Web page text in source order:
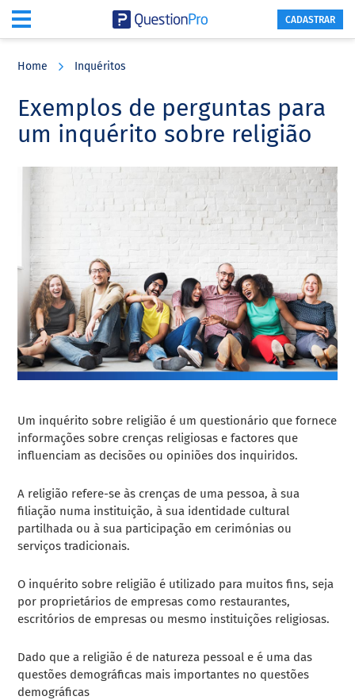
content
sidebar
CADASTRAR
Home Inquéritos
Exemplos de perguntas para
um inquérito sobre religião
Um inquérito sobre religião é um questionário que fornece
informações sobre crenças religiosas e factores que
influenciam as decisões ou opiniões dos inquiridos.
A religião refere-se às crenças de uma pessoa, à sua
filiação numa instituição, à sua identidade cultural
partilhada ou à sua participação em cerimónias ou
serviços tradicionais.
O inquérito sobre religião é utilizado para muitos fins, seja
por proprietários de empresas como restaurantes,
escritórios de empresas ou mesmo instituições religiosas.
Dado que a religião é de natureza pessoal e é uma das
questões demográficas mais importantes no questões
demográficas